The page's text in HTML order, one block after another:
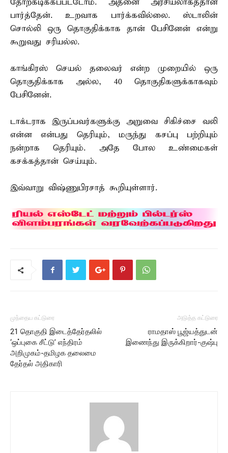
தோற்கடிக்கப்பட்டோம். அதனை அரசியலாகத்தான்
பார்த்தேன். உறவாக பார்க்கவில்லை. ஸ்டாலின்
சொல்லி ஒரு தொகுதிக்காக தான் பேசினேன் என்று
கூறுவது சரியல்ல.
காங்கிரஸ் செயல் தலைவர் என்ற முறையில் ஒரு
தொகுதிக்காக அல்ல, 40 தொகுதிகளுக்காகவும்
பேசினேன்.
டாக்டராக இருப்பவர்களுக்கு அறுவை சிகிச்சை வலி
என்ன என்பது தெரியும், மருந்து கசப்பு பற்றியும்
நன்றாக தெரியும். அதே போல உண்மைகள்
கசக்கத்தான் செய்யும்.
இவ்வாறு விஷ்ணுபிரசாத் கூறியுள்ளார்.
முந்தைய கட்டுரை
21 தொகுதி இடைத்தேர்தலில்
‘ஒப்புகை சீட்டு’ எந்திரம்
அறிமுகம்-தமிழக தலைமை
தேர்தல் அதிகாரி
அடுத்த கட்டுரை
ராமதாஸ் பூஜ்யத்துடன்
இணைந்து இருக்கிறார்-குஷ்பு